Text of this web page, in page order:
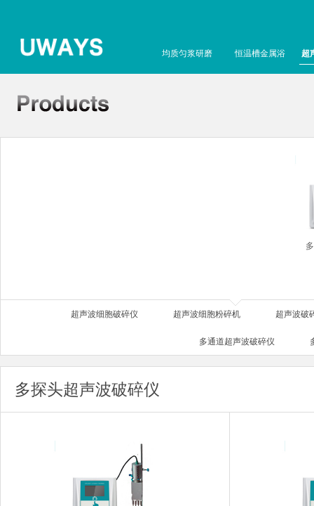
均质匀浆研磨 恒温槽金属浴 超
超声波细胞破碎仪 超声波细胞粉碎机 超声波破
多通道超声波破碎仪
多探头超声波破碎仪